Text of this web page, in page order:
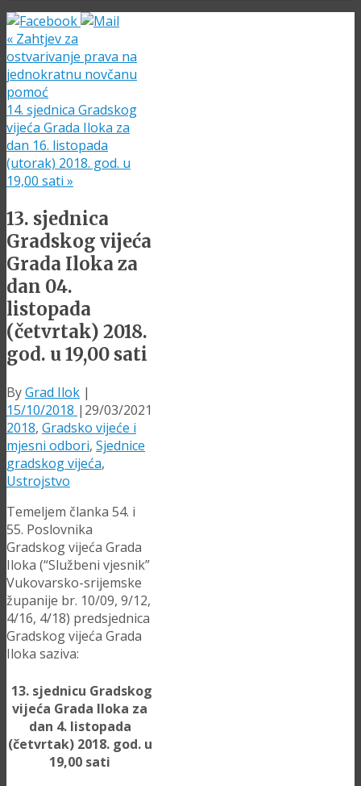
« Zahtjev za
ostvarivanje prava na
jednokratnu novčanu
pomoć
14. sjednica Gradskog
vijeća Grada Iloka za
dan 16. listopada
(utorak) 2018. god. u
19,00 sati »
13. sjednica
Gradskog vijeća
Grada Iloka za
dan 04.
listopada
(četvrtak) 2018.
god. u 19,00 sati
ByGrad Ilok |
15/10/2018 | 29/03/2021
2018, Gradsko vijeće i
mjesni odbori, Sjednice
gradskog vijeća,
Ustrojstvo
Temeljem članka 54. i
55. Poslovnika
Gradskog vijeća Grada
Iloka (“Službeni vjesnik”
Vukovarsko-srijemske
županije br. 10/09, 9/12,
4/16, 4/18) predsjednica
Gradskog vijeća Grada
Iloka saziva:
13. sjednicu Gradskog
vijeća Grada Iloka za
dan 4. listopada
(četvrtak) 2018. god. u
19,00 sati